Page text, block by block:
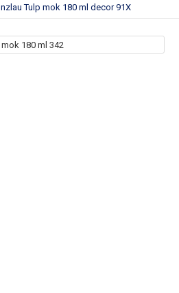
Tulp mok 180 ml decor 91X